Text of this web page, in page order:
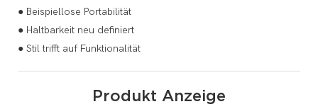
● Beispiellose Portabilität
● Haltbarkeit neu definiert
● Stil trifft auf Funktionalität
Produkt Anzeige